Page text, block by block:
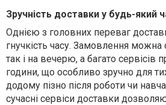
Зручність доставки у будь-який
Однією з головних переваг
гнучкість часу. Замовлення
так і на вечерю, а багато сервісів
години, що особливо зручно для
додому пізно після роботи чи
сучасні сервіси доставки